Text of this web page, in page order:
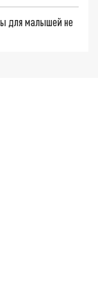
для малышей не